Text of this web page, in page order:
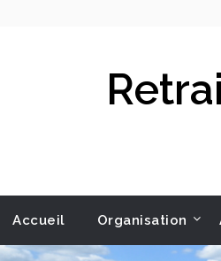
Accueil Organisation